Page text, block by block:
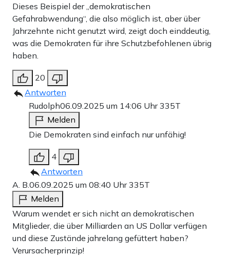
Dieses Beispiel der „demokratischen
Gefahrabwendung“, die also möglich ist, aber über
Jahrzehnte nicht genutzt wird, zeigt doch einddeutig,
was die Demokraten für ihre Schutzbefohlenen übrig
haben.
20
Antworten
Rudolph06.09.2025 um 14:06 Uhr335T
Melden
Die Demokraten sind einfach nur unfähig!
4
Antworten
A. B. 06.09.2025 um 08:40 Uhr335T
Melden
Warum wendet er sich nicht an demokratischen
Mitglieder, die über Milliarden an US Dollar verfügen
und diese Zustände jahrelang gefüttert haben?
Verursacherprinzip!